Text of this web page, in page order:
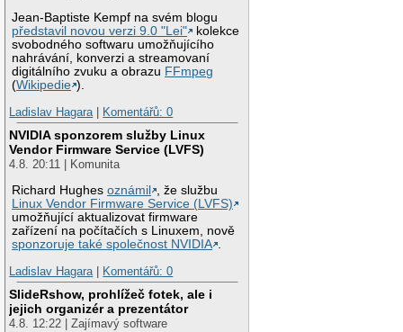
Jean-Baptiste Kempf na svém blogu
představil novou verzi 9.0 "Lei"
kolekce
svobodného softwaru umožňujícího
nahrávání, konverzi a streamovaní
digitálního zvuku a obrazu FFmpeg
(Wikipedie ).
Ladislav Hagara
Komentářů: 0
NVIDIA sponzorem služby Linux
Vendor Firmware Service (LVFS)
4.8. 20:11 | Komunita
Richard Hughesoznámil
, že službu
Linux Vendor Firmware Service (LVFS)
umožňující aktualizovat firmware
zařízení na počítačích s Linuxem, nově
sponzoruje také společnost NVIDIA .
Ladislav Hagara | Komentářů: 0
SlideRshow, prohlížeč fotek, ale i
jejich organizér a prezentátor
4.8. 12:22 | Zajímavý software